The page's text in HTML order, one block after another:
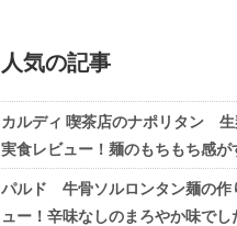
人気の記事
カルディ 喫茶店のナポリタン 生
実食レビュー！麺のもちもち感が
パルド 牛骨ソルロンタン麺の作
ュー！辛味なしのまろやか味でし